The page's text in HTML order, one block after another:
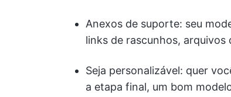
Anexos de suporte: seu
links de rascunhos,
Seja personalizável: quer
a etapa final, um bom